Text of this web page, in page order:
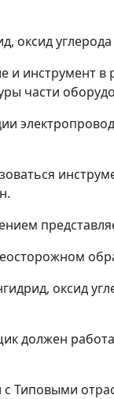
оксид
и инструмент в
части
оксид
должен
с Типовыми